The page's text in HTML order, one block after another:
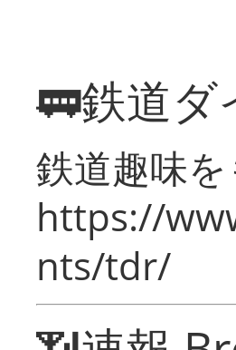
🚃鉄道ダ
鉄道趣味
https://
nts/tdr/